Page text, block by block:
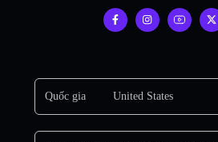
Quốc gia United States